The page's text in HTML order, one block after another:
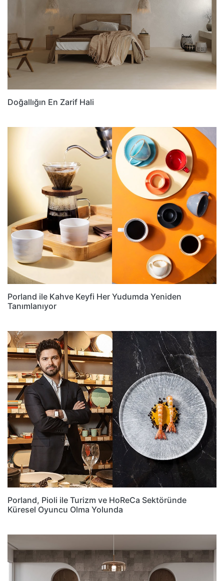
Doğallığın En Zarif Hali
Porland ile Kahve Keyfi Her Yudumda Yeniden
Tanımlanıyor
Porland, Pioli ile Turizm ve HoReCa Sektöründe
Küresel Oyuncu Olma Yolunda